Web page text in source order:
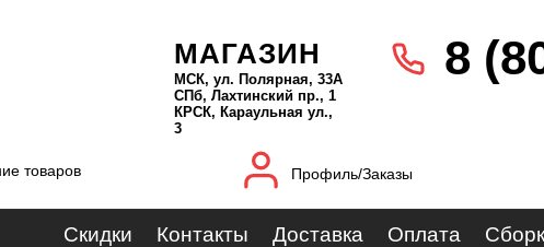
МАГАЗИН
МСК, ул. Полярная, 33А
СПб, Лахтинский пр., 1
КРСК, Караульная ул.,
3
8
товаров Профиль/Заказы
Скидки Контакты Доставка Оплата